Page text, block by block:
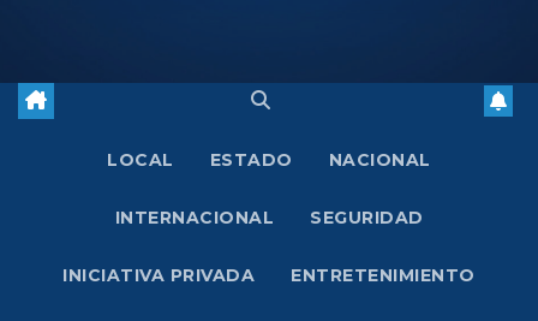
LOCAL ESTADO NACIONAL
INTERNACIONAL SEGURIDAD
INICIATIVA PRIVADA ENTRETENIMIENTO